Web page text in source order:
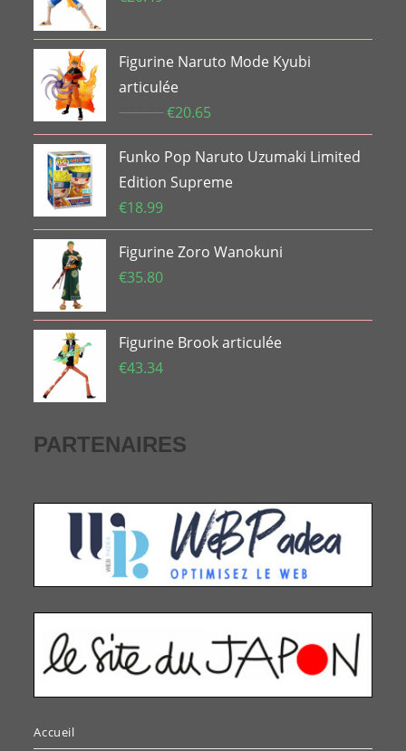
Figurine Naruto Mode Kyubi
articulée
€33.74 Le
prix
initial
était :
€20.65
prix
actuel
est :
Funko Pop Naruto Uzumaki Limited
Edition Supreme
€18.99
Figurine Zoro Wanokuni
€35.80
Figurine Brook articulée
€43.34
PARTENAIRES
Accueil